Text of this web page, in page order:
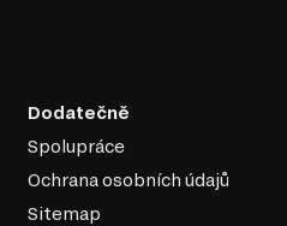
Dodatečně
Spolupráce
Ochrana osobních údajů
Sitemap